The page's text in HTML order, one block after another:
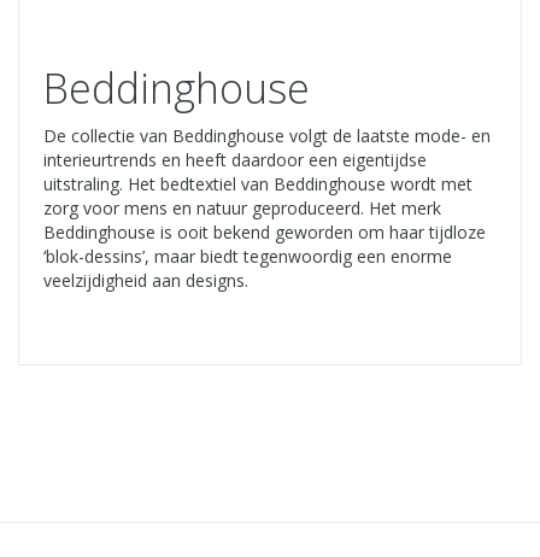
Beddinghouse
De collectie van Beddinghouse volgt de laatste mode- en
interieurtrends en heeft daardoor een eigentijdse
uitstraling. Het bedtextiel van Beddinghouse wordt met
zorg voor mens en natuur geproduceerd. Het merk
Beddinghouse is ooit bekend geworden om haar tijdloze
‘blok-dessins’, maar biedt tegenwoordig een enorme
veelzijdigheid aan designs.